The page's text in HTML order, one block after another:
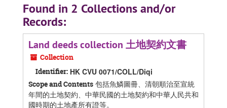
Found in 2 Collections and/or
Records:
Land deeds collection 土地契約文書
Collection
Identifier: HK CVU 0071/COLL/Diqi
Scope and Contents 包括魚鱗圖冊、清朝順治至宣統
年間的土地契約、中華民國的土地契約和中華人民共和
國時期的土地產所有證等。